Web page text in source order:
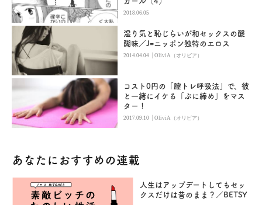
2018.06.05
湿り気と恥じらいが和セックスの醍
醐味／J=ニッポン独特のエロス
2014.04.04 |OliviA（オリビア）
コスト0円の「膣トレ呼吸法」で、彼
と一緒にイケる「ぷに締め」をマス
ター！
2017.09.10 |OliviA（オリビア）
あなたにおすすめの連載
人生はアップデートしてもセッ
クスだけは昔のまま？／BETSY